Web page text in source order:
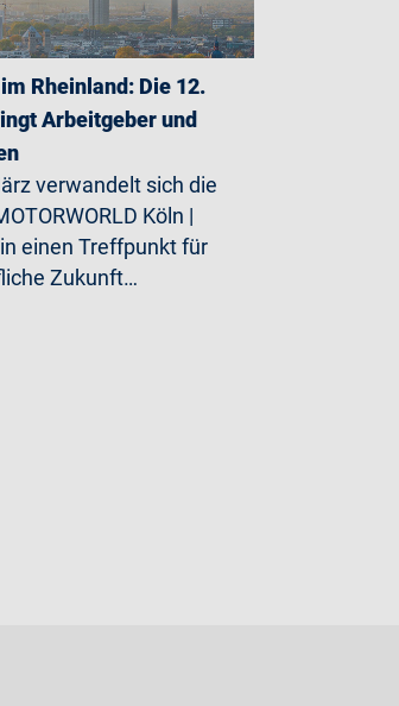
Rheinland: Die 12.
Arbeitgeber und
verwandelt sich die
Köln |
einen Treffpunkt für
Zukunft…